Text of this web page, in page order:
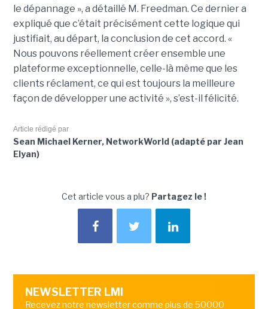
le dépannage », a détaillé M. Freedman. Ce dernier a
expliqué que c’était précisément cette logique qui
justifiait, au départ, la conclusion de cet accord. «
Nous pouvons réellement créer ensemble une
plateforme exceptionnelle, celle-là même que les
clients réclament, ce qui est toujours la meilleure
façon de développer une activité », s’est-il félicité.
Article rédigé par
Sean Michael Kerner, NetworkWorld (adapté par Jean
Elyan)
Cet article vous a plu? Partagez le !
NEWSLETTER LMI
Recevez notre newsletter comme plus de 50000